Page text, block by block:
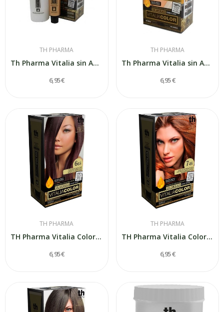
TH PHARMA
Th Pharma Vitalia sin Amoniaco Nº8 Rubio Claro
6,95 €
TH PHARMA
Th Pharma Vitalia sin Amoniaco 10 Rubio Platino
6,95 €
TH PHARMA
TH Pharma Vitalia Color Rubio Oscuro Rojo 6.65
6,95 €
TH PHARMA
TH Pharma Vitalia Color Rubio Medio Acobrado 7.46
6,95 €